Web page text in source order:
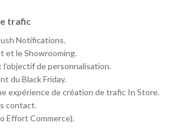
trafic
Notifications.
et le Showrooming.
l'objectif de personnalisation.
du Black Friday.
expérience de création de trafic In Store.
contact.
Effort Commerce).